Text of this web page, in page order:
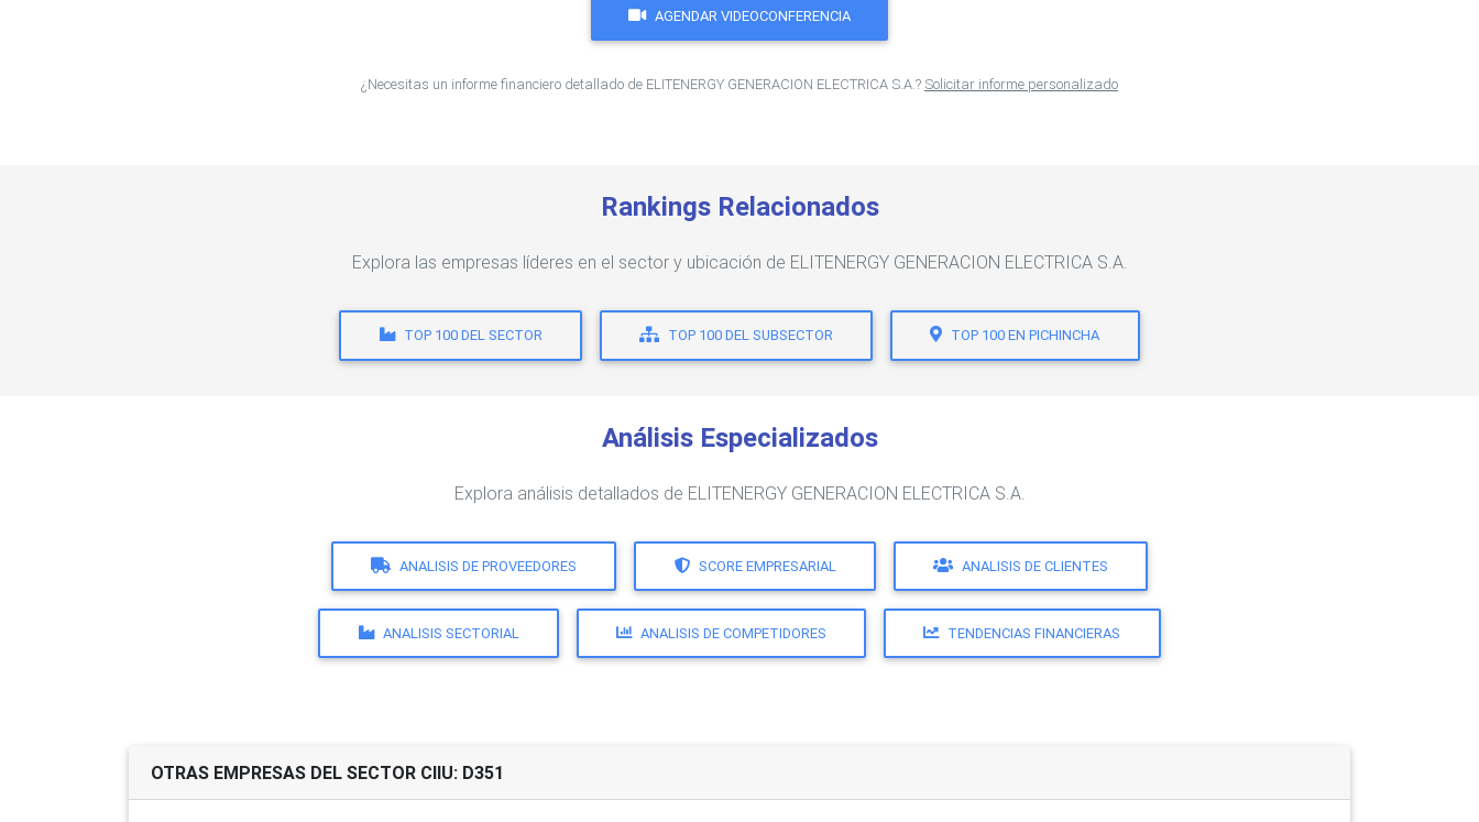
AGENDAR VIDEOCONFERENCIA
¿Necesitas un informe financiero detallado de ELITENERGY GENERACION ELECTRICA S.A.? Solicitar informe personalizado
Rankings Relacionados
Explora las empresas líderes en el sector y ubicación de ELITENERGY GENERACION ELECTRICA S.A.
TOP 100 DEL SECTOR TOP 100 DEL SUBSECTOR TOP 100 EN PICHINCHA
Análisis Especializados
Explora análisis detallados de ELITENERGY GENERACION ELECTRICA S.A.
ANALISIS DE PROVEEDORES SCORE EMPRESARIAL ANALISIS DE CLIENTES
ANALISIS SECTORIAL ANALISIS DE COMPETIDORES TENDENCIAS FINANCIERAS
OTRAS EMPRESAS DEL SECTOR CIIU: D351